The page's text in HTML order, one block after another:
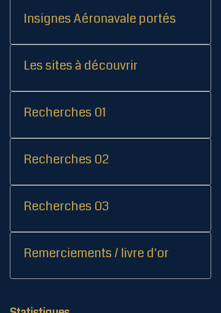
Insignes Aéronavale portés
Les sites à découvrir
Recherches 01
Recherches 02
Recherches 03
Remerciements / livre d'or